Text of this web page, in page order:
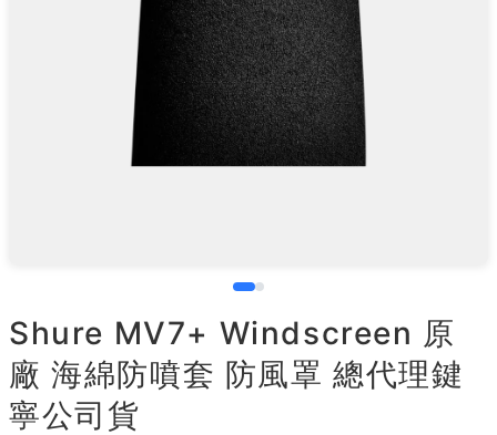
Shure MV7+ Windscreen 原
廠 海綿防噴套 防風罩 總代理鍵
寧公司貨